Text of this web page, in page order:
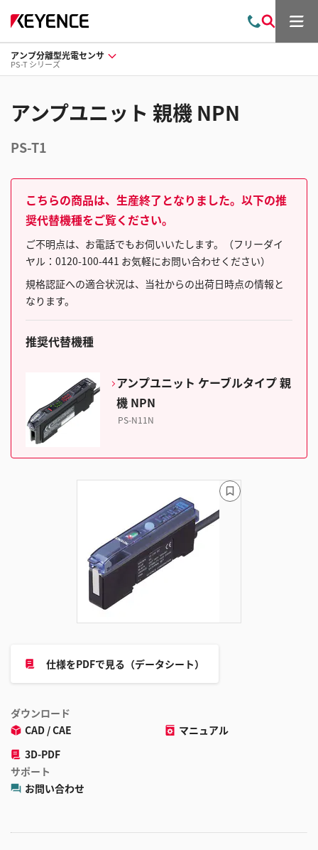
問
わ
索
メ
アンプ分離型光電センサ
PS-T シリーズ
アンプユニット 親機 NPN
PS-T1
こちらの商品は、生産終了となりました。以下の推
奨代替機種をご覧ください。
ご不明点は、お電話でもお伺いいたします。（フリーダイ
ヤル：0120-100-441 お気軽にお問い合わせください）
規格認証への適合状況は、当社からの出荷日時点の情報と
なります。
推奨代替機種
アンプユニット ケーブルタイプ 親
機 NPN
PS-N11N
仕様をPDFで見る（データシート）
ダウンロード
CAD / CAE
マニュアル
3D-PDF
サポート
お問い合わせ
ブ
ッ